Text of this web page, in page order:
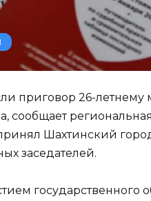
приговор 26-
сообщает
Шахтинский
заседателей.
государственного